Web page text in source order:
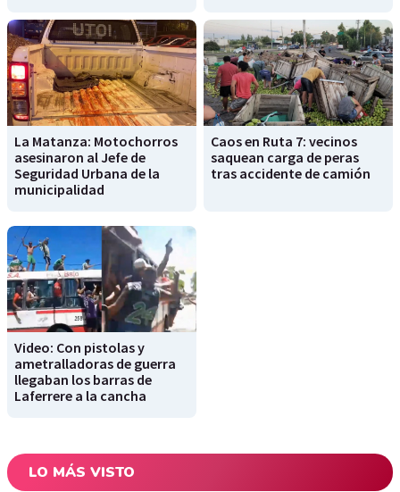
La Matanza: Motochorros
asesinaron al Jefe de
Seguridad Urbana de la
municipalidad
Caos en Ruta 7: vecinos
saquean carga de peras
tras accidente de camión
Video: Con pistolas y
ametralladoras de guerra
llegaban los barras de
Laferrere a la cancha
LO MÁS VISTO